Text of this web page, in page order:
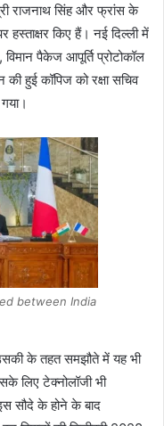
राजनाथ सिंह और फ्रांस के
हस्ताक्षर किए हैं। नई दिल्ली में
पैकेज आपूर्ति प्रोटोकॉल
हुई कॉपिज को रक्षा सचिव
between India
के तहत समझौते में यह भी
लिए टेक्नोलॉजी भी
सौदे के होने के बाद